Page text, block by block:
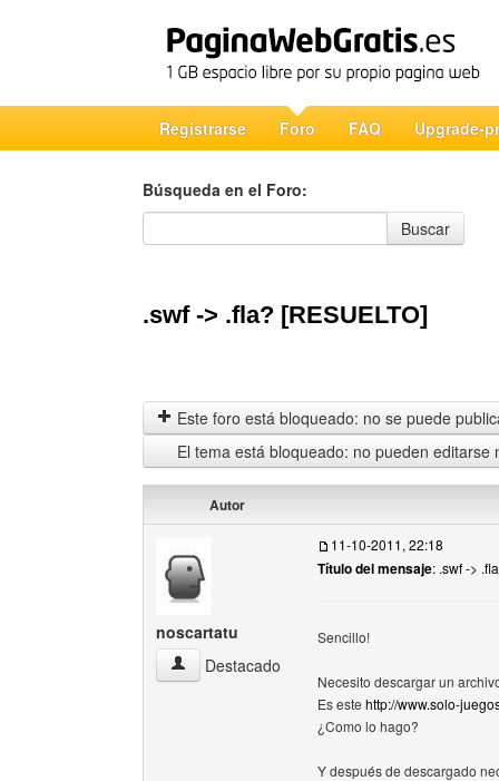
Registrarse Foro FAQ Upgrade-
Búsqueda en el Foro:
Búsqueda en el Foro
Buscar
.swf -> .fla? [RESUELTO]
Este foro está bloqueado: no se puede
El tema está bloqueado: no pueden editarse
Autor
noscartatu
noscartatu Ver perfil del usuario
Destacado
11-10-2011, 22:18
Título del mensaje: .swf ->
Sencillo!
Necesito descargar un
Es este http://www.solo-
¿Como lo hago?
Y después de descargado